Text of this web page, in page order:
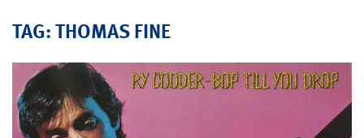
TAG: THOMAS FINE